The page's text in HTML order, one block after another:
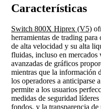
Características
Switch 800X Hiprex (V5)
herramientas de trading para
de alta velocidad y su alta
fluidas, incluso en mercados
avanzadas de gráficos
mientras que la información
los operadores a anticiparse
permite a los usuarios
medidas de seguridad
fondos, y la transparencia